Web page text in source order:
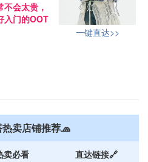
不会太贵，
入门的OOT
一键直达>>
卖店铺推荐🧢
卖必看 直达链接🔗